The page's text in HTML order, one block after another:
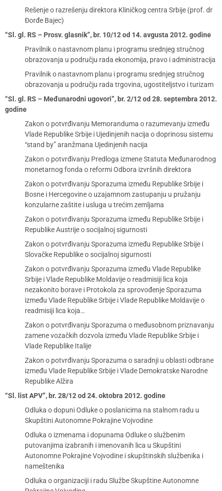
Rešenje o razrešenju direktora Kliničkog centra Srbije (prof. dr
Đorđe Bajec)
“Sl. gl. RS – Prosv. glasnik”, br. 10/12 od 14. avgusta 2012. godine
Pravilnik o nastavnom planu i programu srednjeg stručnog
obrazovanja u području rada ekonomija, pravo i administracija
Pravilnik o nastavnom planu i programu srednjeg stručnog
obrazovanja u području rada trgovina, ugostiteljstvo i turizam
“Sl. gl. RS – Međunarodni ugovori”, br. 2/12 od 28. septembra 2012.
godine
Zakon o potvrđivanju Memoranduma o razumevanju između
Vlade Republike Srbije i Ujedinjenih nacija o doprinosu sistemu
“stand by” aranžmana Ujedinjenih nacija
Zakon o potvrđivanju Predloga izmene Statuta Međunarodnog
monetarnog fonda o reformi Odbora izvršnih direktora
Zakon o potvrđivanju Sporazuma između Republike Srbije i
Bosne i Hercegovine o uzajamnom zastupanju u pružanju
konzularne zaštite i usluga u trećim zemljama
Zakon o potvrđivanju Sporazuma između Republike Srbije i
Republike Austrije o socijalnoj sigurnosti
Zakon o potvrđivanju Sporazuma između Republike Srbije i
Slovačke Republike o socijalnoj sigurnosti
Zakon o potvrđivanju Sporazuma između Vlade Republike
Srbije i Vlade Republike Moldavije o readmisiji lica koja
nezakonito borave i Protokola za sprovođenje Sporazuma
između Vlade Republike Srbije i Vlade Republike Moldavije o
readmisiji lica koja…
Zakon o potvrđivanju Sporazuma o međusobnom priznavanju
zamene vozačkih dozvola između Vlade Republike Srbije i
Vlade Republike Italije
Zakon o potvrđivanju Sporazuma o saradnji u oblasti odbrane
između Vlade Republike Srbije i Vlade Demokratske Narodne
Republike Alžira
“Sl. list APV”, br. 28/12 od 24. oktobra 2012. godine
Odluka o dopuni Odluke o poslanicima na stalnom radu u
Skupštini Autonomne Pokrajine Vojvodine
Odluka o izmenama i dopunama Odluke o službenim
putovanjima izabranih i imenovanih lica u Skupštini
Autonomne Pokrajine Vojvodine i skupštinskih službenika i
nameštenika
Odluka o organizaciji i radu Službe Skupštine Autonomne